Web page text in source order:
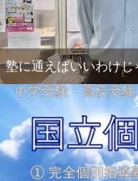
塾に通えばいいわけ